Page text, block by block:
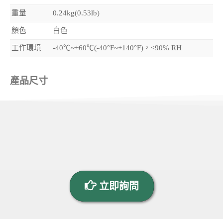
重量 0.24kg(0.53lb)
顏色 白色
工作環境 -40℃~+60℃(-40°F~+140°F)，<90% RH
產品尺寸
立即詢問